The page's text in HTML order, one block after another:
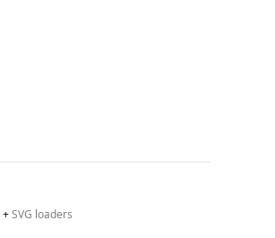
+SVG loaders